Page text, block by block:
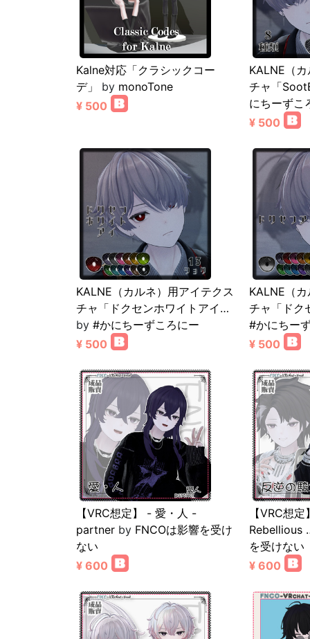
Kalne対応「クラシックコー
デ」
by monoTone
¥ 500
KALNE（
チャ「
にちーずこ
¥ 500
KALNE（カルネ）用アイテクス
チャ「ドクセンホワイトアイ…
by #かにちーずころにー
¥ 500
KALNE（
チャ「ド
#かにちー
¥ 500
【VRC想定】 - 愛・人 -
partner by FNCOは影響を受け
ない
¥ 600
【VRC想
Rebellious
を受けない
¥ 600